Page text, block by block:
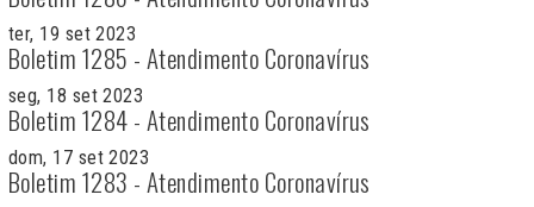
ter, 19 set 2023
Boletim 1285 - Atendimento Coronavírus
seg, 18 set 2023
Boletim 1284 - Atendimento Coronavírus
dom, 17 set 2023
Boletim 1283 - Atendimento Coronavírus